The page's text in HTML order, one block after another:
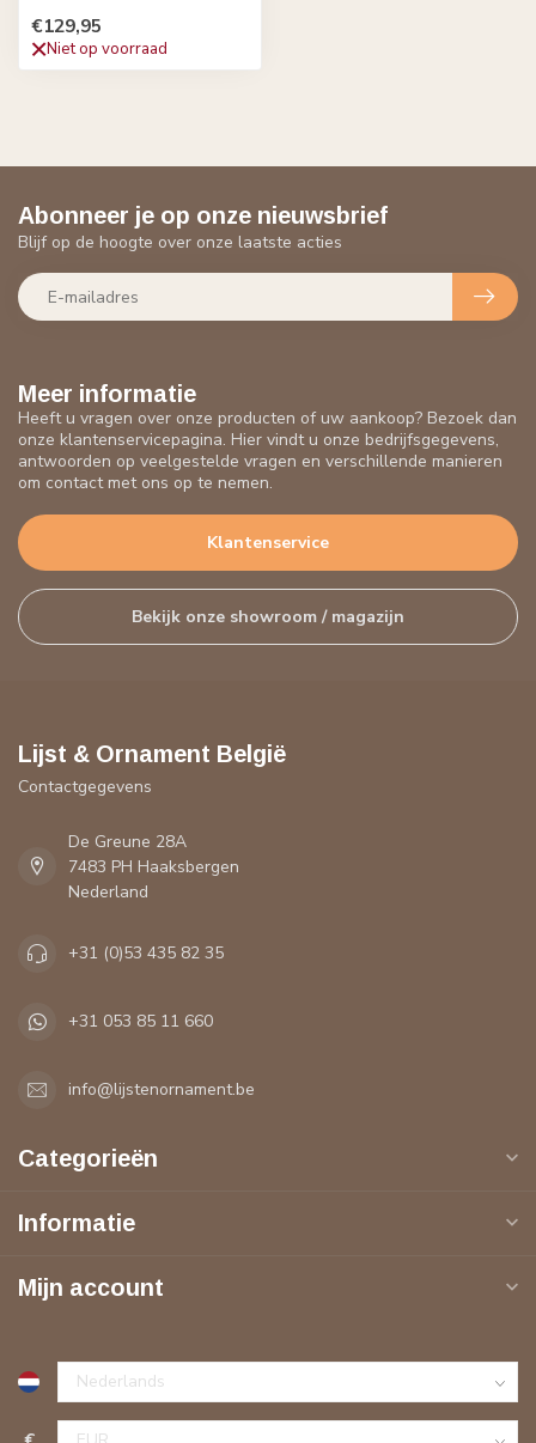
€129,95
Niet op voorraad
Meer informatie
Heeft u vragen over onze producten of uw aankoop? Bezoek dan
onze klantenservicepagina. Hier vindt u onze bedrijfsgegevens,
antwoorden op veelgestelde vragen en verschillende manieren
om contact met ons op te nemen.
Klantenservice
Bekijk onze showroom / magazijn
Abonneer je op onze nieuwsbrief
Blijf op de hoogte over onze laatste acties
Lijst & Ornament België
Contactgegevens
De Greune 28A
7483 PH Haaksbergen
Nederland
+31 (0)53 435 82 35
+31 053 85 11 660
info@lijstenornament.be
Categorieën
Informatie
Mijn account